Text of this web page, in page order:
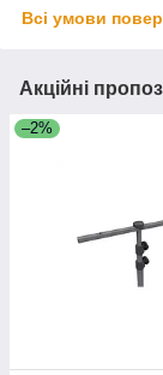
Всі умови
Акційні
–2%